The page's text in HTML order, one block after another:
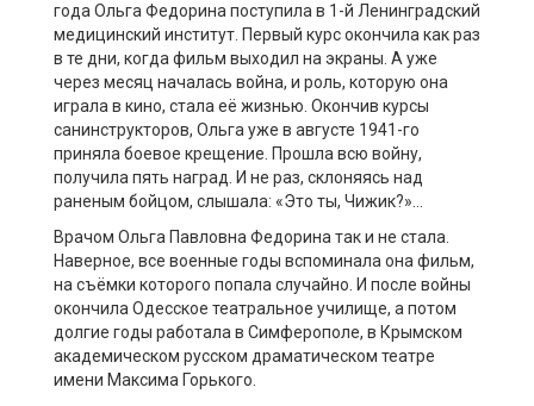
года Ольга Федорина поступила в 1-й Ленинградский
медицинский институт. Первый курс окончила как раз
в те дни, когда фильм выходил на экраны. А уже
через месяц началась война, и роль, которую она
играла в кино, стала её жизнью. Окончив курсы
санинструкторов, Ольга уже в августе 1941-го
приняла боевое крещение. Прошла всю войну,
получила пять наград. И не раз, склоняясь над
раненым бойцом, слышала: «Это ты, Чижик?»…
Врачом Ольга Павловна Федорина так и не стала.
Наверное, все военные годы вспоминала она фильм,
на съёмки которого попала случайно. И после войны
окончила Одесское театральное училище, а потом
долгие годы работала в Симферополе, в Крымском
академическом русском драматическом театре
имени Максима Горького.